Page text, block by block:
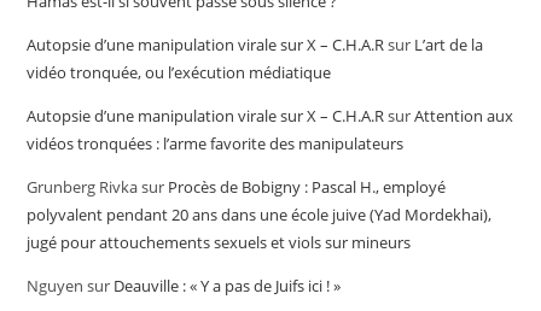
Autopsie d’une manipulation virale sur X – C.H.A.Rsur L’art de la
vidéo tronquée, ou l’exécution médiatique
Autopsie d’une manipulation virale sur X – C.H.A.RsurAttention aux
vidéos tronquées : l’arme favorite des manipulateurs
Grunberg Rivkasur Procès de Bobigny : Pascal H., employé
polyvalent pendant 20 ans dans une école juive (Yad Mordekhai),
jugé pour attouchements sexuels et viols sur mineurs
Nguyen sur Deauville : « Y a pas de Juifs ici ! »